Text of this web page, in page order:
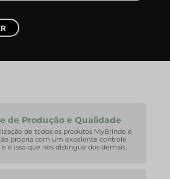
de Produção e Qualidade
de todos os produtos MyBrinde é
própria com um excelente controle
é isso que nos distingue dos demais.